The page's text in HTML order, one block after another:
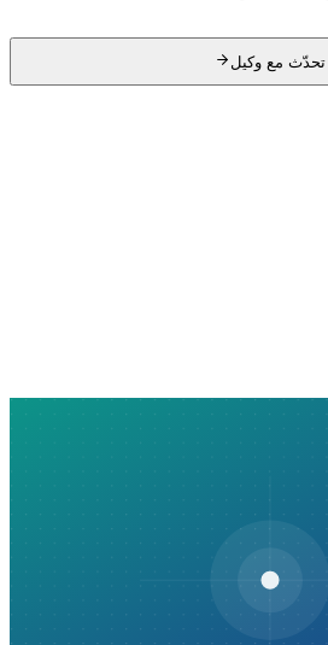
تحدّث مع وكيل